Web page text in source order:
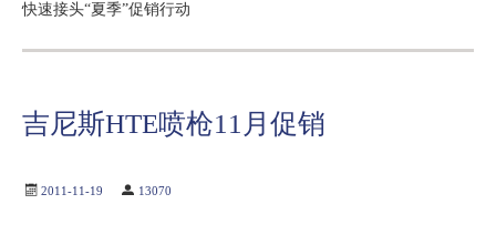
快速接头“夏季”促销行动
吉尼斯HTE喷枪11月促销
2011-11-19 13070